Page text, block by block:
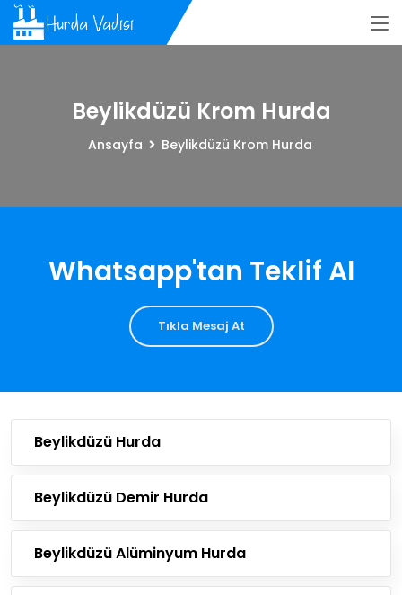
Beylikdüzü Krom Hurda
Ansayfa Beylikdüzü Krom Hurda
Whatsapp'tan Teklif Al
Tıkla Mesaj At
Beylikdüzü Hurda
Beylikdüzü Demir Hurda
Beylikdüzü Alüminyum Hurda